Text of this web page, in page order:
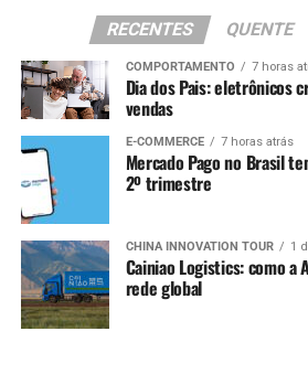
RECENTES QUENTE
COMPORTAMENTO 7 horas
Dia dos Pais: eletrônicos
vendas
E-COMMERCE 7 horas atrás
Mercado Pago no Brasil
2º trimestre
CHINA INNOVATION TOUR 1
Cainiao Logistics: como a
rede global